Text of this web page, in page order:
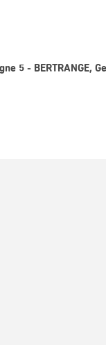
5 - BERTRANGE,